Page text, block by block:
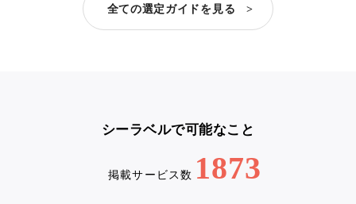
全ての選定ガイドを見る >
シーラベルで可能なこと
掲載サービス数 1873